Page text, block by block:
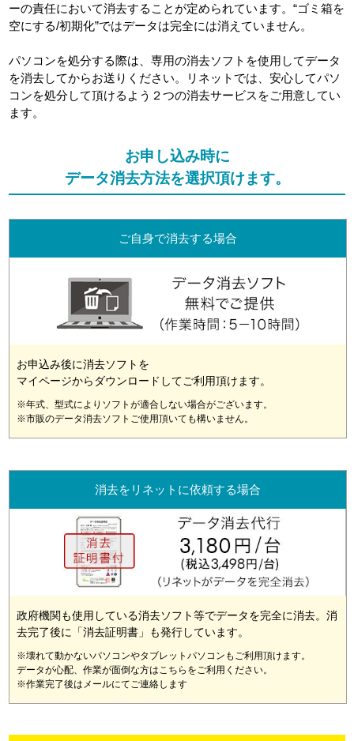
ーの責任において消去することが定められています。“ゴミ箱を
空にする/初期化”ではデータは完全には消えていません。
パソコンを処分する際は、専用の消去ソフトを使用してデータ
を消去してからお送りください。リネットでは、安心してパソ
コンを処分して頂けるよう２つの消去サービスをご用意してい
ます。
お申し込み時に
データ消去方法を選択頂けます。
ご自身で消去する場合
お申込み後に消去ソフトを
マイページからダウンロードしてご利用頂けます。
※年式、型式によりソフトが適合しない場合がございます。
※市販のデータ消去ソフトご使用頂いても構いません。
消去をリネットに依頼する場合
政府機関も使用している消去ソフト等でデータを完全に消去。消
去完了後に「消去証明書」も発行しています。
※壊れて動かないパソコンやタブレットパソコンもご利用頂けます。
データが心配、作業が面倒な方はこちらをご利用ください。
※作業完了後はメールにてご連絡します